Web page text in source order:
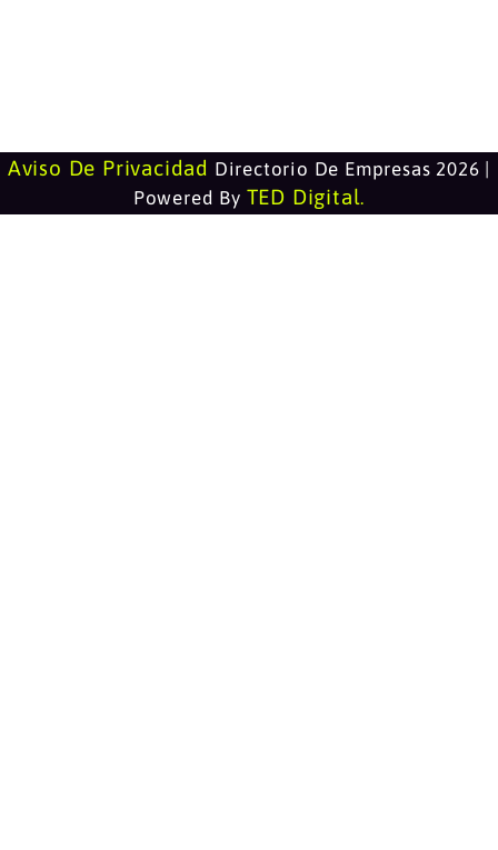
Aviso De Privacidad Directorio De Empresas 2026 |
Powered By TED Digital.